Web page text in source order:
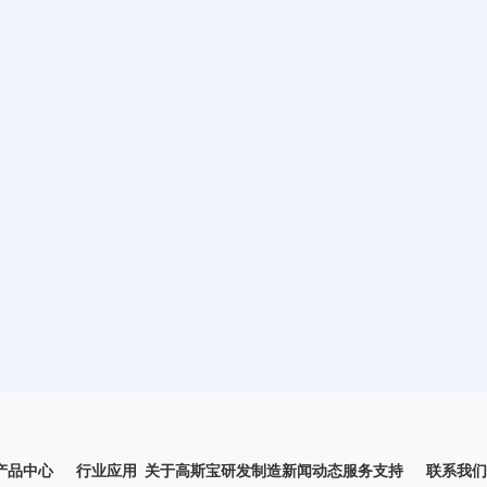
品中心 行业应用 关于高斯宝研发制造新闻动态服务支持 联系我们